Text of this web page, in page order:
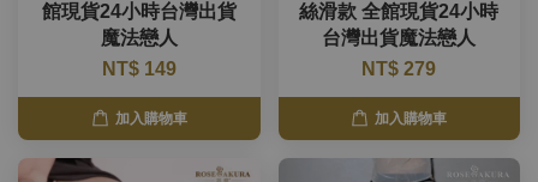
館現貨24小時台灣出貨
魔法戀人
NT$ 149
加入購物車
絲滑款 全館現貨24小時
台灣出貨魔法戀人
NT$ 279
加入購物車